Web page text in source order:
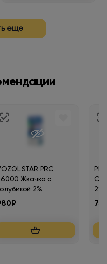
еще
STAR PRO
Жвачка с
2%
2%